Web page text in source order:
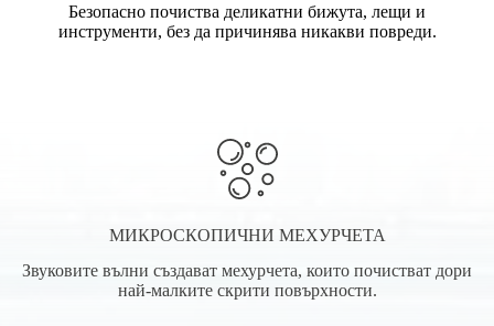
Безопасно почиства деликатни бижута, лещи и
инструменти, без да причинява никакви повреди.
МИКРОСКОПИЧНИ МЕХУРЧЕТА
Звуковите вълни създават мехурчета, които почистват дори
най-малките скрити повърхности.